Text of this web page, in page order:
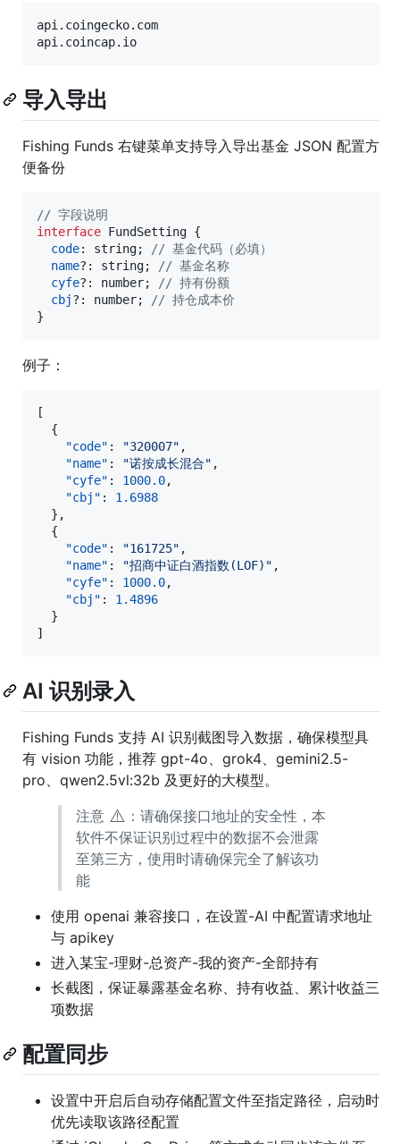
api.coingecko.com
导入导出
Fishing Funds 右键菜单支持导入导出基金 JSON 配置方
便备份
// 字段说明
interface FundSetting {
code: string;
// 基金代码（必填）
name?: string;
// 基金名称
cyfe?: number;
// 持有份额
cbj?: number;
// 持仓成本价
}
例子：
[
  {
"code" : "320007" ,
"name" : "诺按成长混合" ,
"cyfe" : 1000.0,
"cbj" : 1.6988
  },
  {
"code" : "161725" ,
"name" : "招商中证白酒指数(LOF) " ,
"cyfe" : 1000.0,
"cbj" : 1.4896
  }
]
AI 识别录入
Fishing Funds 支持 AI 识别截图导入数据，确保模型具
有 vision 功能，推荐 gpt-4o、grok4、gemini2.5-
pro、qwen2.5vl:32b 及更好的大模型。
注意 ⚠️ ：请确保接口地址的安全性，本
软件不保证识别过程中的数据不会泄露
至第三方，使用时请确保完全了解该功
能
使用 openai 兼容接口，在设置-AI 中配置请求地址
与 apikey
进入某宝-理财-总资产-我的资产-全部持有
长截图，保证暴露基金名称、持有收益、累计收益三
项数据
配置同步
设置中开启后自动存储配置文件至指定路径，启动时
优先读取该路径配置